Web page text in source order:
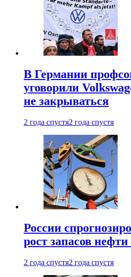
В Германии
уговорили
не закрываться
2 года спустя2 года спустя
России
рост запасов нефти
2 года спустя2 года спустя